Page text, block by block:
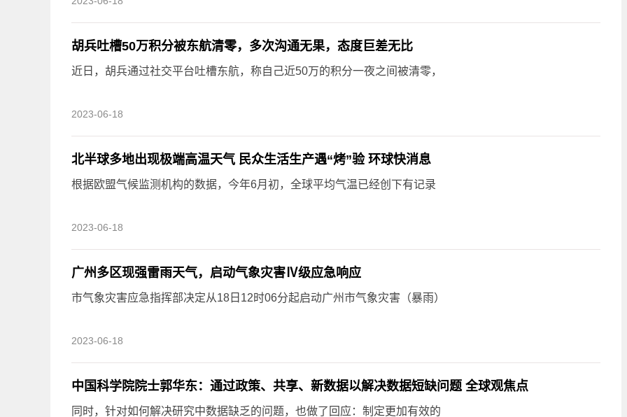
胡兵吐槽50万积分被东航清零，多次沟通无果，态度巨差无比
近日，胡兵通过社交平台吐槽东航，称自己近50万的积分一夜之间被清零，
2023-06-18
北半球多地出现极端高温天气 民众生活生产遇“烤”验 环球快消息
根据欧盟气候监测机构的数据，今年6月初，全球平均气温已经创下有记录
2023-06-18
广州多区现强雷雨天气，启动气象灾害Ⅳ级应急响应
市气象灾害应急指挥部决定从18日12时06分起启动广州市气象灾害（暴雨）
2023-06-18
中国科学院院士郭华东：通过政策、共享、新数据以解决数据短缺问题 全球观焦点
同时，针对如何解决研究中数据缺乏的问题，也做了回应：制定更加有效的